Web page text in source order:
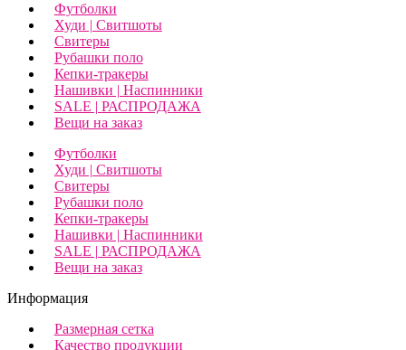
Футболки
Худи | Свитшоты
Свитеры
Рубашки поло
Кепки-тракеры
Нашивки | Наспинники
SALE | РАСПРОДАЖА
Вещи на заказ
Футболки
Худи | Свитшоты
Свитеры
Рубашки поло
Кепки-тракеры
Нашивки | Наспинники
SALE | РАСПРОДАЖА
Вещи на заказ
Информация
Размерная сетка
Качество продукции